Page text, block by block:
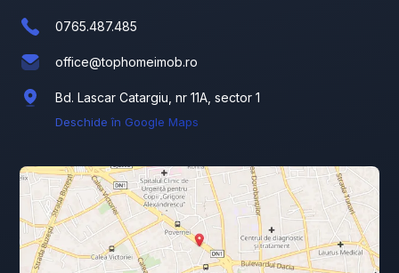
0765.487.485
office@tophomeimob.ro
Bd. Lascar Catargiu, nr 11A, sector 1
Deschide în Google Maps